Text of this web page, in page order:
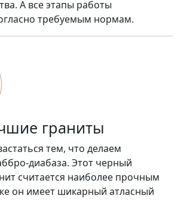
А все этапы работы
требуемым нормам.
граниты
тем, что делаем
диабаза. Этот черный
считается наиболее прочным
он имеет шикарный атласный